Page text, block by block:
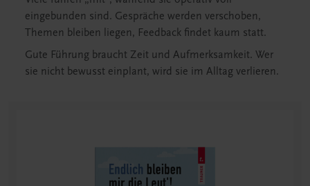
eingebunden sind. Gespräche werden verschoben,
Themen bleiben liegen, Feedback findet kaum statt.
Gute Führung braucht Zeit und Aufmerksamkeit. Wer
sie nicht bewusst einplant, wird sie im Alltag verlieren.